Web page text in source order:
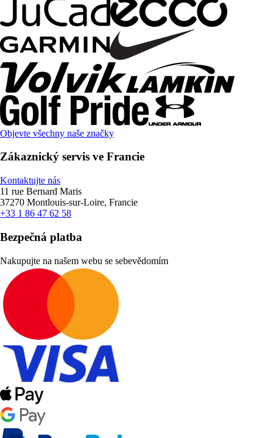
Objevte všechny naše značky
Zákaznický servis ve Francie
Kontaktujte nás
11 rue Bernard Maris
37270 Montlouis-sur-Loire, Francie
+33 1 86 47 62 58
Bezpečná platba
Nakupujte na našem webu se sebevědomím